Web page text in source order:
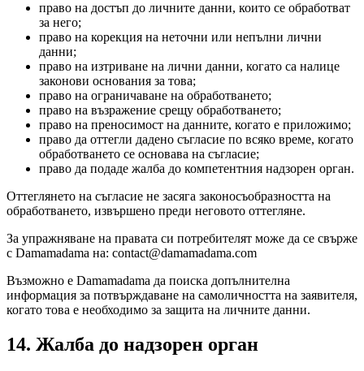
право на достъп до личните данни, които се обработват
за него;
право на корекция на неточни или непълни лични
данни;
право на изтриване на лични данни, когато са налице
законови основания за това;
право на ограничаване на обработването;
право на възражение срещу обработването;
право на преносимост на данните, когато е приложимо;
право да оттегли дадено съгласие по всяко време, когато
обработването се основава на съгласие;
право да подаде жалба до компетентния надзорен орган.
Оттеглянето на съгласие не засяга законосъобразността на
обработването, извършено преди неговото оттегляне.
За упражняване на правата си потребителят може да се свърже
с Damamadama на: contact@damamadama.com
Възможно е Damamadama да поиска допълнителна
информация за потвърждаване на самоличността на заявителя,
когато това е необходимо за защита на личните данни.
14. Жалба до надзорен орган